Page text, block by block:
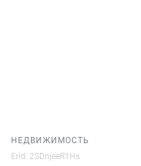
НЕДВИЖИМОСТЬ
Erid: 2SDnjeeR1Hs